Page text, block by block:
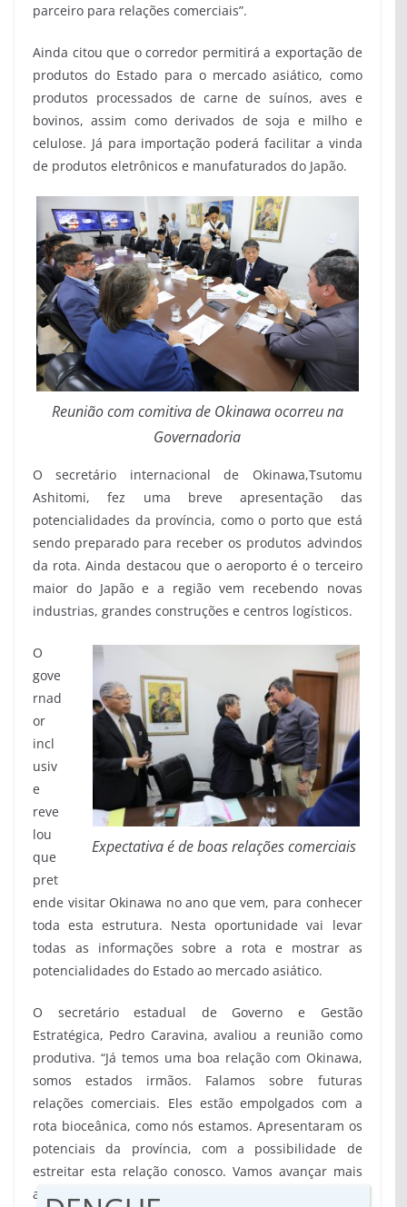
parceiro para relações comerciais”.
Ainda citou que o corredor permitirá a exportação de
produtos do Estado para o mercado asiático, como
produtos processados de carne de suínos, aves e
bovinos, assim como derivados de soja e milho e
celulose. Já para importação poderá facilitar a vinda
de produtos eletrônicos e manufaturados do Japão.
Reunião com comitiva de Okinawa ocorreu na
Governadoria
O secretário internacional de Okinawa,Tsutomu
Ashitomi, fez uma breve apresentação das
potencialidades da província, como o porto que está
sendo preparado para receber os produtos advindos
da rota. Ainda destacou que o aeroporto é o terceiro
maior do Japão e a região vem recebendo novas
industrias, grandes construções e centros logísticos.
Expectativa é de boas relações comerciais
O
gove
rnad
or
incl
usiv
e
reve
lou
que
pret
ende visitar Okinawa no ano que vem, para conhecer
toda esta estrutura. Nesta oportunidade vai levar
todas as informações sobre a rota e mostrar as
potencialidades do Estado ao mercado asiático.
O secretário estadual de Governo e Gestão
Estratégica, Pedro Caravina, avaliou a reunião como
produtiva. “Já temos uma boa relação com Okinawa,
somos estados irmãos. Falamos sobre futuras
relações comerciais. Eles estão empolgados com a
rota bioceânica, como nós estamos. Apresentaram os
potenciais da província, com a possibilidade de
estreitar esta relação conosco. Vamos avançar mais
ainda nesta parceria que além de comercial é de